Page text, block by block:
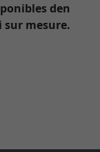
den
mesure.